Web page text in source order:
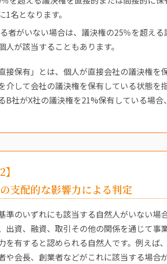
1名となります。
がいない場合は、議決権の25％を超える
人が該当することもあります。
接保有」とは、個人が直接会社の議決権
介して会社の議決権を保有している状態
B社がX社の議決権を21%保有している場
支配的な影響力による判定
準のいずれにも該当する自然人がいない場
出資、融資、取引その他の関係を通じて事
を有すると認められる自然人です。例えば
や会長、創業者などがこれに該当する場合